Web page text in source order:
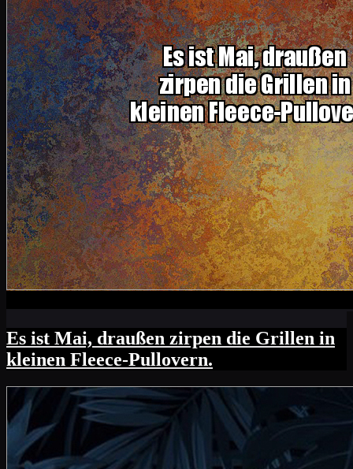
Es ist Mai, draußen zirpen die Grillen in
kleinen Fleece-Pullovern.